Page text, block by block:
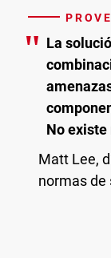
" La
No existe
Matt Lee,
normas de